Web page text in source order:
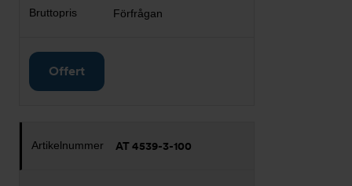
Förfrågan
Offert
AT 4539-3-100